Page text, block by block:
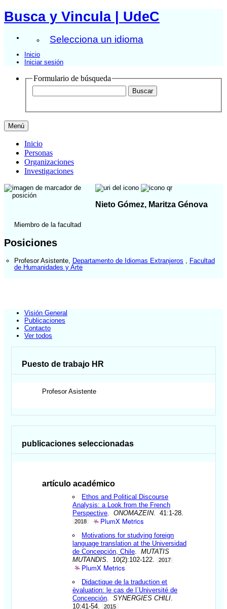
Busca y Vincula | UdeC
Selecciona un idioma
Inicio
Iniciar sesión
Formulario de búsqueda
Menú
Inicio
Personas
Organizaciones
Investigaciones
Nieto Gómez, Maritza Génova
Miembro de la facultad
Posiciones
Profesor Asistente Departamento de Idiomas Extranjeros
Facultad
de Humanidades y Arte
Visión General
Publicaciones
Contacto
Ver todos
Puesto de trabajo HR
Profesor Asistente
publicaciones seleccionadas
artículo académico
Ethos and Political Discourse
Analysis: a Look from the French
Perspective .ONOMAZEIN. 41:1-28.
2018 PlumX Metrics
Motivations for studying foreign
language translation at the Universidad
de Concepción, Chile .MUTATIS
MUTANDIS . 10(2):102-122. 2017
PlumX Metrics
Didactique de la traduction et
èvaluation: le cas de l`Université de
Concepción .SYNERGIES CHILI
10:41-54.
2015